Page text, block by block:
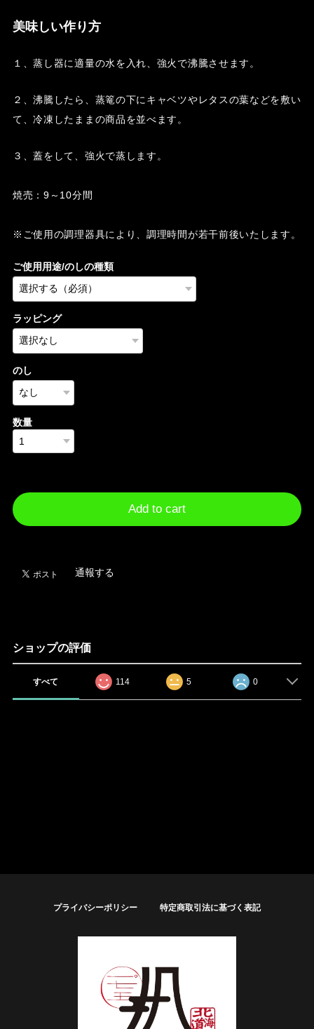
美味しい作り方
１、蒸し器に適量の水を入れ、強火で沸騰させます。
２、沸騰したら、蒸篭の下にキャベツやレタスの葉などを敷い
て、冷凍したままの商品を並べます。
３、蓋をして、強火で蒸します。
焼売：9～10分間
※ご使用の調理器具により、調理時間が若干前後いたします。
ご使用用途/のしの種類
ラッピング
のし
数量
Add to cart
通報する
ショップの評価
すべて 114 5 0
プライバシーポリシー 特定商取引法に基づく表記